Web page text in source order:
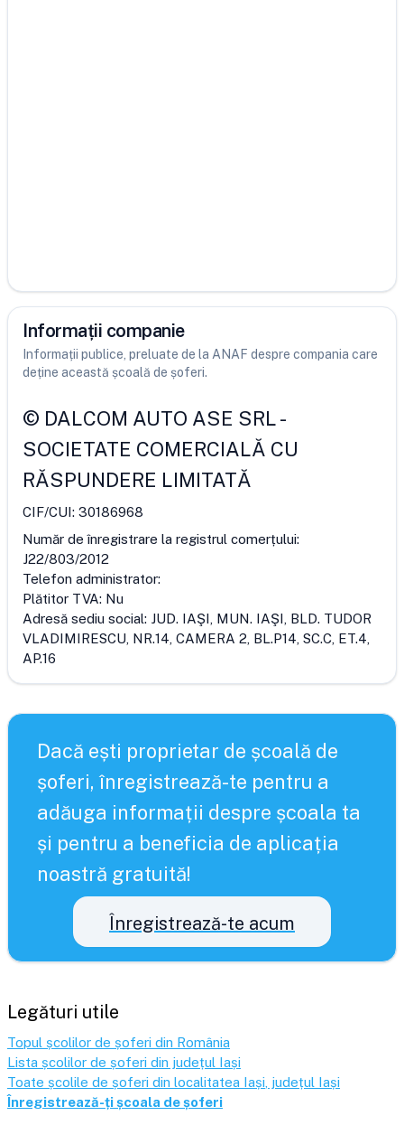
Informații companie
Informații publice, preluate de la ANAF despre compania care
deține această școală de șoferi.
© DALCOM AUTO ASE SRL-
SOCIETATE COMERCIALĂ CU
RĂSPUNDERE LIMITATĂ
CIF/CUI: 30186968
Număr de înregistrare la registrul comerțului:
J22/803/2012
Telefon administrator:
Plătitor TVA: Nu
Adresă sediu social: JUD. IAŞI, MUN. IAŞI, BLD. TUDOR
VLADIMIRESCU, NR.14, CAMERA 2, BL.P14, SC.C, ET.4,
AP.16
Dacă ești proprietar de școală de
șoferi, înregistrează-te pentru a
adăuga informații despre școala ta
și pentru a beneficia de aplicația
noastră gratuită!
Înregistrează-te acum
Legături utile
Topul școlilor de șoferi din România
Lista școlilor de șoferi din județul Iași
Toate școlile de șoferi din localitatea Iași , județul Iași
Înregistrează-ți școala de șoferi